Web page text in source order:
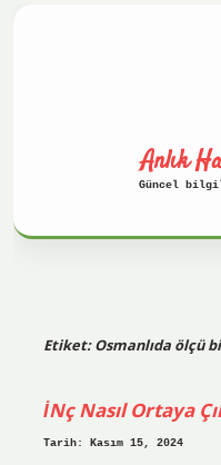
Anlık
Güncel
Etiket:Osmanlıda ölçü
İNç Nasıl Ortaya
Tarih: Kasım 15, 2024